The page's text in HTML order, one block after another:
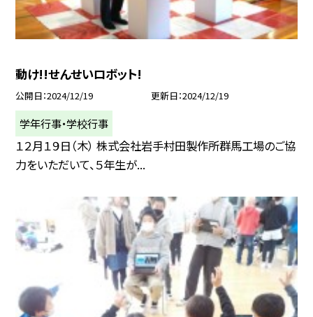
動け!!せんせいロボット!
公開日 2024/12/19 更新日 2024/12/19
学年行事・学校行事
１２月１９日（木） 株式会社岩手村田製作所群馬工場のご協
力をいただいて、５年生が...